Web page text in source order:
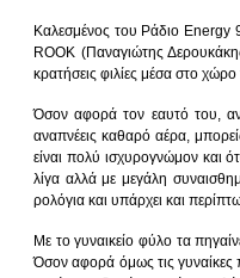
Καλεσμένος του Ράδιο Energy
ROOK (Παναγιώτης
κρατήσεις φιλίες μέσα στο
Όσον αφορά τον εαυτό του,
αναπνέεις καθαρό αέρα,
είναι πολύ ισχυρογνώμον και
λίγα αλλά με μεγάλη
ρολόγια και υπάρχει και
Με το γυναικείο φύλο τα
Όσον αφορά όμως τις γυναίκες